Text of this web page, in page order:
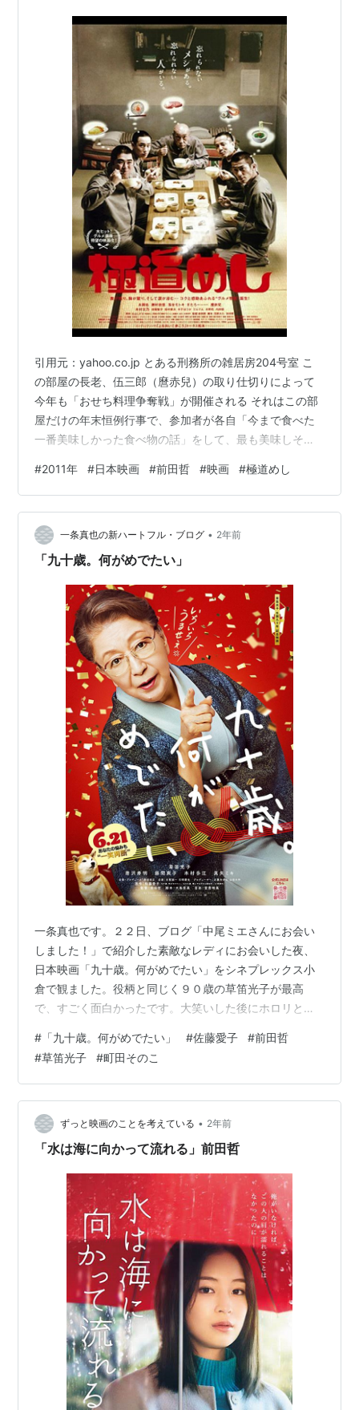
引用元：yahoo.co.jp とある刑務所の雑居房204号室 こ
の部屋の長老、伍三郎（麿赤兒）の取り仕切りによって
今年も「おせち料理争奪戦」が開催される それはこの部
屋だけの年末恒例行事で、参加者が各自「今まで食べた
一番美味しかった食べ物の話」をして、最も美味しそう
の中から、好きなものをひとりづつから貰える、という
もの トップバッターの俊介（落合モトキ）は、傷害容疑
で逮捕される直前に逃げ戻った実家で、母親が出してく
れた黄金めしについて語る 続く南（勝村政信）は、狙っ
ていたキャバ嬢と息子の三人で出かけた海水浴で味わっ
#2011年 #日本映画 #前田哲 #映画 #極道めし
一条真也の新ハートフル・ブログ • 2年前
「九十歳。何がめでたい」
一条真也です。２２日、ブログ「中尾ミエさんにお会い
しました！」で紹介した素敵なレディにお会いした夜、
日本映画「九十歳。何がめでたい」をシネプレックス小
倉で観ました。役柄と同じく９０歳の草笛光子が最高
で、すごく面白かったです。大笑いした後にホロリと泣
グ「老後の資金がありません」で紹介した映画と同じく
前田哲監督の作品です。 ヤフーの「解説」には、こう書
かれています。「小説家・佐藤愛子のエッセイ『九十
歳。何がめでたい』『九十八歳。戦いやまず日は暮れ
ず』を原作にしたコメディードラマ。断筆していた９０
歳の作家の人生が、社会への怒りをつづったエッセイに
# 「九十歳。何がめでたい」 #佐藤愛子 #前田哲
#草笛光子 #町田そのこ
ずっと映画のことを考えている • 2年前
「水は海に向かって流れる」前田哲